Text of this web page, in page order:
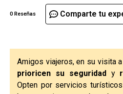
0 Reseñas Comparte tu
Amigos viajeros, en su visita
prioricen su seguridad y
Opten por servicios